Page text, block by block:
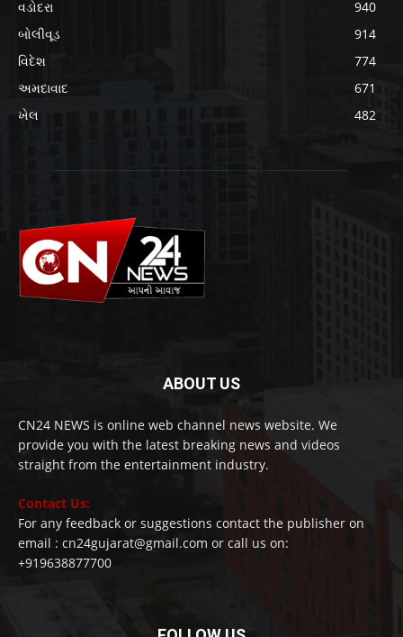
વડોદરા
940
બોલીવૂડ
914
વિદેશ
774
અમદાવાદ
671
ખેલ
482
ABOUT US
CN24 NEWS is online web channel news website. We
provide you with the latest breaking news and videos
straight from the entertainment industry.
Contact Us:
For any feedback or suggestions contact the publisher on
email : cn24gujarat@gmail.com or call us on:
+919638877700